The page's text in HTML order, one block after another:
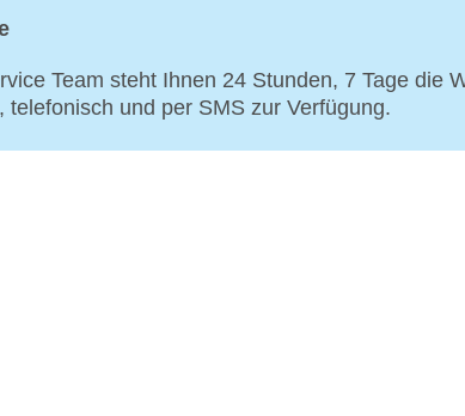
Team steht Ihnen 24 Stunden, 7 Tage die
und per SMS zur Verfügung.